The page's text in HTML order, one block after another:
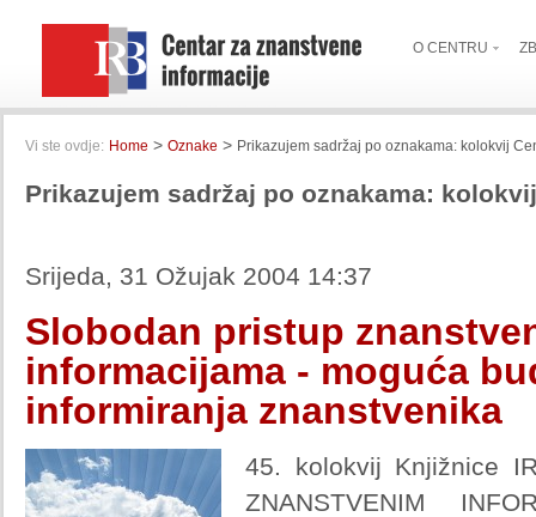
O CENTRU
Vi ste ovdje: Home > Oznake > Prikazujem sadržaj po oznakama: kolokvij
Prikazujem sadržaj po oznakama:
Srijeda, 31 Ožujak 2004 14:37
Slobodan pristup
informacijama - moguća
informiranja znanstvenika
45. kolokvij Knjižnice
ZNANSTVENIM